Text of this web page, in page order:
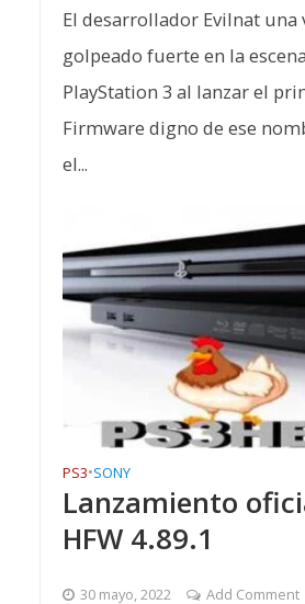
El desarrollador Evilnat una
golpeado fuerte en la
PlayStation 3 al lanzar el
Firmware digno de ese
el...
PS3•SONY
Lanzamiento
HFW 4.89.1
30 mayo, 2022 Add Comment